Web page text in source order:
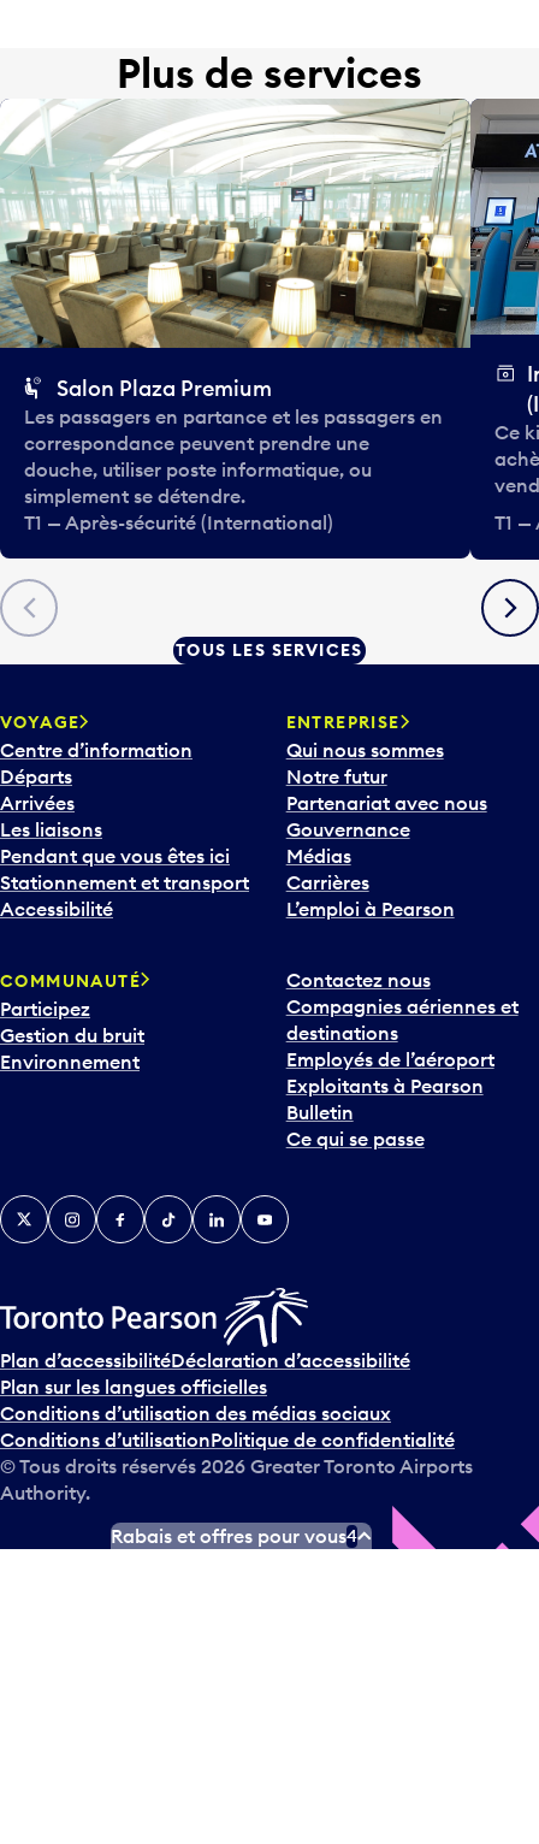
Plus de services
Précédent
Salon Plaza Premium
Les passagers en partance et les passagers en
correspondance peuvent prendre une
douche, utiliser poste informatique, ou
simplement se détendre.
T1 — Après-sécurité (International)
Ce
T1
TOUS LES SERVICES
VOYAGE
Centre d’information
Départs
Arrivées
Les liaisons
Pendant que vous êtes ici
Stationnement et transport
Accessibilité
ENTREPRISE
Qui nous sommes
Notre futur
Partenariat avec nous
Gouvernance
Médias
Carrières
L’emploi à Pearson
COMMUNAUTÉ
Participez
Gestion du bruit
Environnement
Contactez nous
Compagnies aériennes et
destinations
Employés de l’aéroport
Exploitants à Pearson
Bulletin
Ce qui se passe
TwitterInstagramFacebook
TikTokLinkedInYouTube
Plan d’accessibilitéDéclaration d’accessibilité
Plan sur les langues officielles
Conditions d’utilisation des médias sociaux
Conditions d’utilisationPolitique de confidentialité
© Tous droits réservés 2026 Greater Toronto Airports
Authority.
Rabais et offres pour vous4